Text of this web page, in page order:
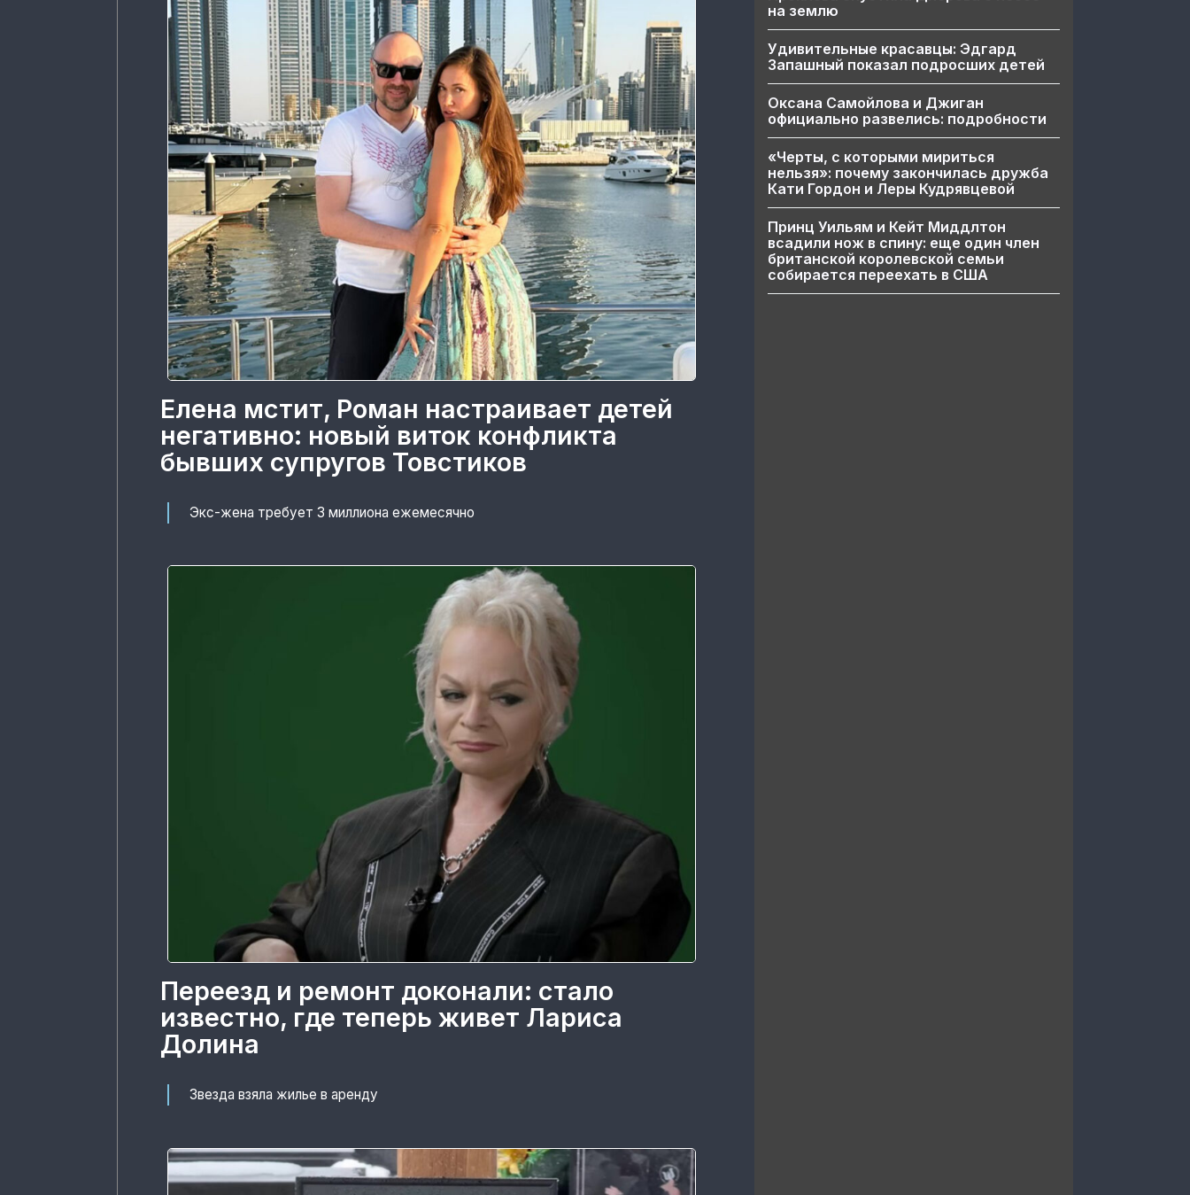
Елена мстит, Роман настраивает детей
негативно: новый виток конфликта
бывших супругов Товстиков
Экс-жена требует 3 миллиона ежемесячно
Переезд и ремонт доконали: стало
известно, где теперь живет Лариса
Долина
Звезда взяла жилье в аренду
на землю
Удивительные красавцы: Эдгард
Запашный показал подросших детей
Оксана Самойлова и Джиган
официально развелись: подробности
«Черты, с которыми мириться
нельзя»: почему закончилась дружба
Кати Гордон и Леры Кудрявцевой
Принц Уильям и Кейт Миддлтон
всадили нож в спину: еще один член
британской королевской семьи
собирается переехать в США